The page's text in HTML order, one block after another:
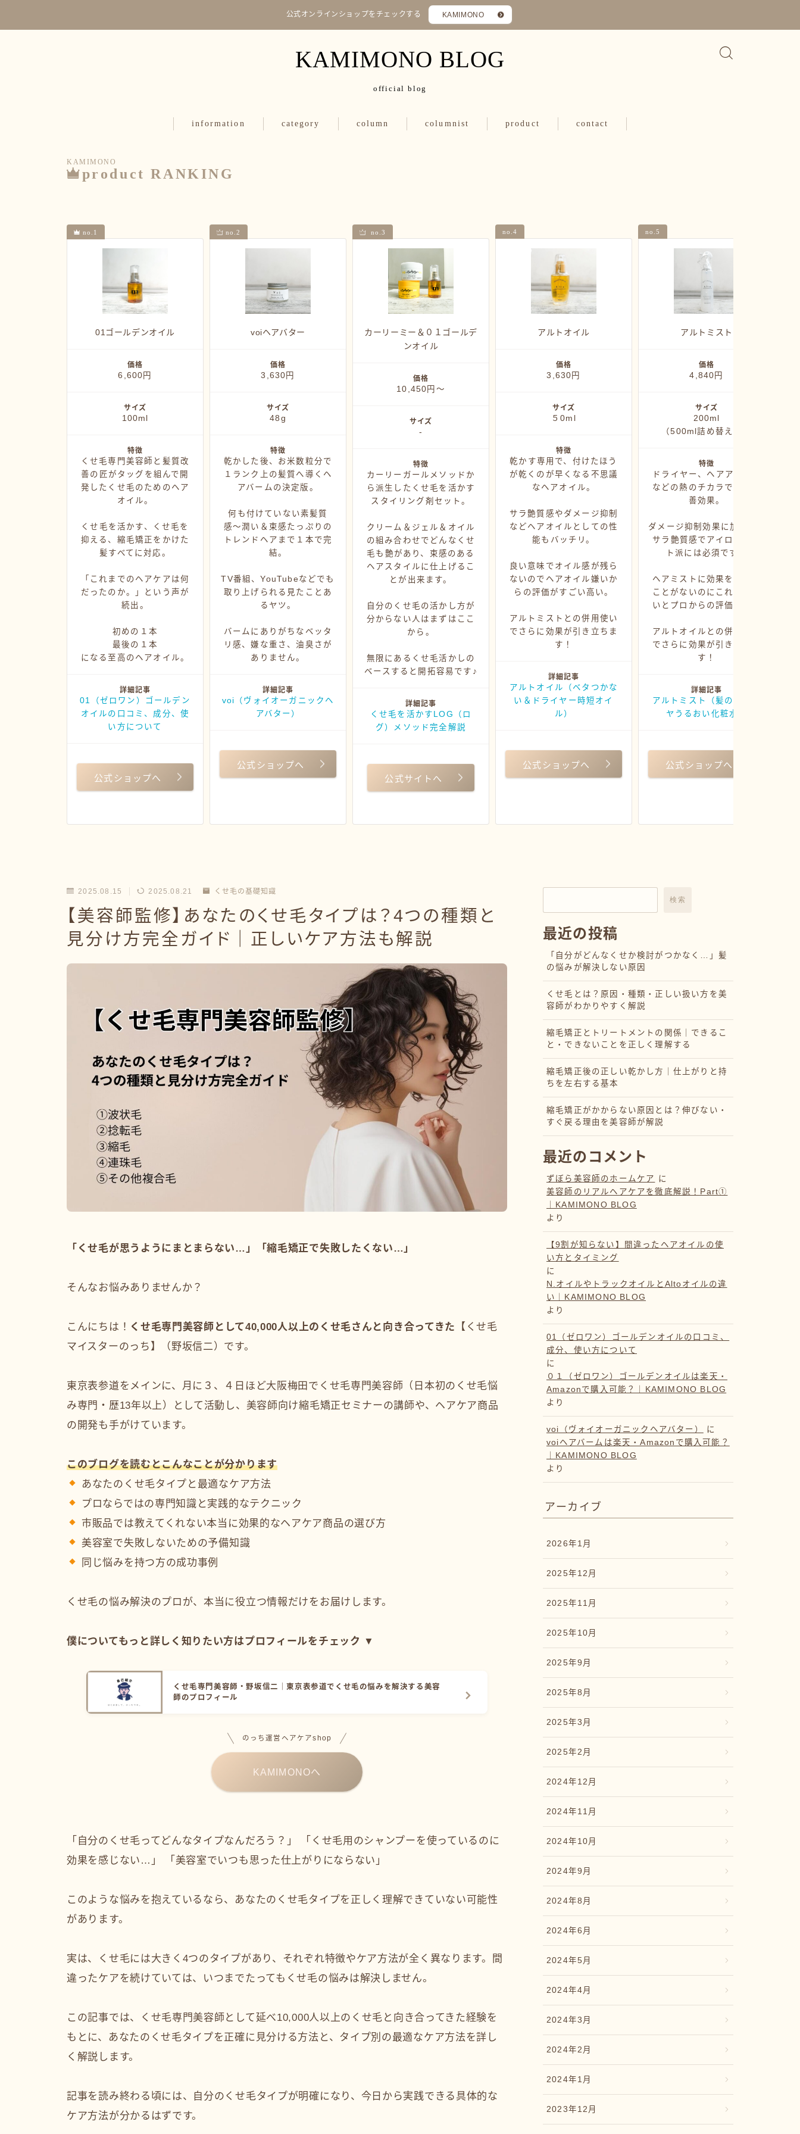
公式オンラインショップをチェックする KAMIMONO
KAMIMONO BLOG
official blog
information category column
縮毛矯正・髪質改善
columnist product contact
KAMIMONO
product RANKING
no.1
01ゴールデンオイル
価格
6,600円
サイズ
100ml
特徴
くせ毛専門美容師と髪質改
善の匠がタッグを組んで開
発したくせ毛のためのヘア
オイル。
くせ毛を活かす、くせ毛を
抑える、縮毛矯正をかけた
髪すべてに対応。
「これまでのヘアケアは何
だったのか。」という声が
続出。
初めの１本
最後の１本
になる至高のヘアオイル。
詳細記事
01（ゼロワン）ゴールデン
オイルの口コミ、成分、使
い方について
公式ショップへ
no.2
voiヘアバター
価格
3,630円
サイズ
48g
特徴
乾かした後、お米数粒分で
１ランク上の髪質へ導くヘ
アバームの決定版。
何も付けていない素髪質
感〜潤い＆束感たっぷりの
トレンドヘアまで１本で完
結。
TV番組、YouTubeなどでも
取り上げられる見たことあ
るヤツ。
バームにありがちなベッタ
リ感、嫌な重さ、油臭さが
ありません。
詳細記事
voi（ヴォイオーガニックヘ
アバター）
公式ショップへ
no.3
カーリーミー＆０１ゴールデ
ンオイル
価格
10,450円〜
サイズ
-
特徴
カーリーガールメソッドか
ら派生したくせ毛を活かす
スタイリング剤セット。
クリーム＆ジェル＆オイル
の組み合わせでどんなくせ
毛も艶があり、束感のある
ヘアスタイルに仕上げるこ
とが出来ます。
自分のくせ毛の活かし方が
分からない人はまずはここ
から。
無限にあるくせ毛活かしの
ベースすると開拓容易です♪
詳細記事
くせ毛を活かすLOG（ロ
グ）メソッド完全解説
公式サイトへ
no.4
アルトオイル
価格
3,630円
サイズ
５0ml
特徴
乾かす専用で、付けたほう
が乾くのが早くなる不思議
なヘアオイル。
サラ艶質感やダメージ抑制
などヘアオイルとしての性
能もバッチリ。
良い意味でオイル感が残ら
ないのでヘアオイル嫌いか
らの評価がすごい高い。
アルトミストとの併用使い
でさらに効果が引き立ちま
す！
詳細記事
アルトオイル（ベタつかな
い＆ドライヤー時短オイ
ル）
公式ショップへ
no.5
アルトミスト
価格
4,840円
サイズ
200ml
（500ml詰め替え用）
特徴
ドライヤー、ヘアアイロン
などの熱のチカラで髪質改
善効果。
ダメージ抑制効果に加えて、
サラ艶質感でアイロンセッ
ト派には必須です。
ヘアミストに効果を感じた
ことがないのにこれはすご
いとプロからの評価多数。
アルトオイルとの併用使い
でさらに効果が引き立ちま
す！
詳細記事
アルトミスト（髪のサラツ
ヤうるおい化粧水）
公式ショップへ
2025.08.15 2025.08.21 くせ毛の基礎知識
【美容師監修】あなたのくせ毛タイプは？4つの種類と
見分け方完全ガイド｜正しいケア方法も解説
「くせ毛が思うようにまとまらない…」「縮毛矯正で失敗したくない…」
そんなお悩みありませんか？
こんにちは！ くせ毛専門美容師として40,000人以上のくせ毛さんと向き合ってきた
【くせ毛
マイスターのっち】（野坂信二）です。
東京表参道をメインに、月に３、４日ほど大阪梅田でくせ毛専門美容師（日本初のくせ毛悩
み専門・歴13年以上）として活動し、美容師向け縮毛矯正セミナーの講師や、ヘアケア商品
の開発も手がけています。
このブログを読むとこんなことが分かります
あなたのくせ毛タイプと最適なケア方法
プロならではの専門知識と実践的なテクニック
市販品では教えてくれない本当に効果的なヘアケア商品の選び方
美容室で失敗しないための予備知識
同じ悩みを持つ方の成功事例
くせ毛の悩み解決のプロが、本当に役立つ情報だけをお届けします。
僕についてもっと詳しく知りたい方はプロフィールをチェック ▼
くせ毛専門美容師・野坂信二｜東京表参道でくせ毛の悩みを解決する美容
師のプロフィール
のっち運営ヘアケアshop
KAMIMONOへ
「自分のくせ毛ってどんなタイプなんだろう？」 「くせ毛用のシャンプーを使っているのに
効果を感じない…」 「美容室でいつも思った仕上がりにならない」
このような悩みを抱えているなら、あなたのくせ毛タイプを正しく理解できていない可能性
があります。
実は、くせ毛には大きく4つのタイプがあり、それぞれ特徴やケア方法が全く異なります。間
違ったケアを続けていては、いつまでたってもくせ毛の悩みは解決しません。
この記事では、くせ毛専門美容師として延べ10,000人以上のくせ毛と向き合ってきた経験を
もとに、あなたのくせ毛タイプを正確に見分ける方法と、タイプ別の最適なケア方法を詳し
く解説します。
記事を読み終わる頃には、自分のくせ毛タイプが明確になり、今日から実践できる具体的な
ケア方法が分かるはずです。
検索
最近の投稿
「自分がどんなくせか検討がつかなく…」髪
の悩みが解決しない原因
くせ毛とは？原因・種類・正しい扱い方を美
容師がわかりやすく解説
縮毛矯正とトリートメントの関係｜できるこ
と・できないことを正しく理解する
縮毛矯正後の正しい乾かし方｜仕上がりと持
ちを左右する基本
縮毛矯正がかからない原因とは？伸びない・
すぐ戻る理由を美容師が解説
最近のコメント
ずぼら美容師のホームケア に
美容師のリアルヘアケアを徹底解説！Part①
｜KAMIMONO BLOG
より
【9割が知らない】間違ったヘアオイルの使
い方とタイミング
に
N.オイルやトラックオイルとAltoオイルの違
い｜KAMIMONO BLOG
より
01（ゼロワン）ゴールデンオイルの口コミ、
成分、使い方について
に
０１（ゼロワン）ゴールデンオイルは楽天・
Amazonで購入可能？｜KAMIMONO BLOG
より
voi（ヴォイオーガニックヘアバター）
に
voiヘアバームは楽天・Amazonで購入可能？
｜KAMIMONO BLOG
より
アーカイブ
2026年1月
2025年12月
2025年11月
2025年10月
2025年9月
2025年8月
2025年3月
2025年2月
2024年12月
2024年11月
2024年10月
2024年9月
2024年8月
2024年6月
2024年5月
2024年4月
2024年3月
2024年2月
2024年1月
2023年12月